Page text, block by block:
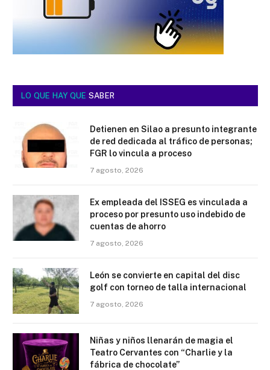
LO QUE HAY QUE SABER
Detienen en Silao a presunto integrante
de red dedicada al tráfico de personas;
FGR lo vincula a proceso
7 agosto, 2026
Ex empleada del ISSEG es vinculada a
proceso por presunto uso indebido de
cuentas de ahorro
7 agosto, 2026
León se convierte en capital del disc
golf con torneo de talla internacional
7 agosto, 2026
Niñas y niños llenarán de magia el
Teatro Cervantes con “Charlie y la
fábrica de chocolate”